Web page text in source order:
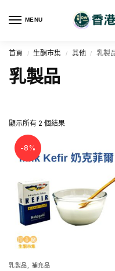
MENU
首頁 / 生酮市集 / 其他 / 乳製
乳製品
顯示所有 2 個結果
-8%
乳製品 補充品